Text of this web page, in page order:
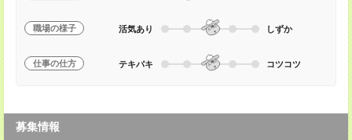
職場の様子 活気あり しずか
仕事の仕方 テキパキ コツコツ
募集情報